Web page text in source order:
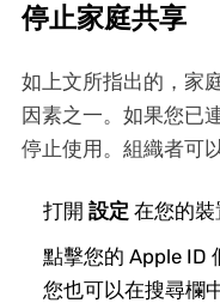
停止家庭共享
如上文所指出的，家
因素之一。如果您已
停止使用。組織者可
打開 設定 在您的裝
點擊您的 Apple ID
您也可以在搜尋欄